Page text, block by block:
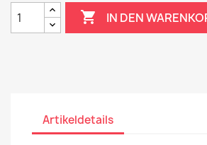
 IN DEN
Artikeldetails